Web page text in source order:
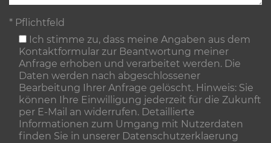
* Pflichtfeld
Ich stimme zu, dass meine Angaben aus dem
Kontaktformular zur Beantwortung meiner
Anfrage erhoben und verarbeitet werden. Die
Daten werden nach abgeschlossener
Bearbeitung Ihrer Anfrage gelöscht. Hinweis: Sie
können Ihre Einwilligung jederzeit für die Zukunft
per E-Mail an widerrufen. Detaillierte
Informationen zum Umgang mit Nutzerdaten
finden Sie in unserer Datenschutzerklaerung